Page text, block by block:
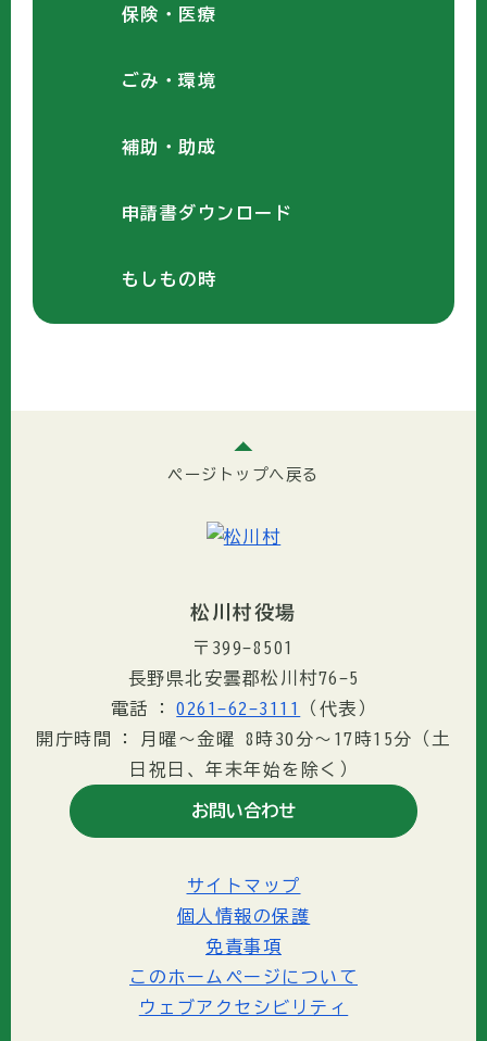
保険・医療
ごみ・環境
補助・助成
申請書ダウンロード
もしもの時
ページトップへ戻る
松川村役場
〒399-8501
長野県北安曇郡松川村76-5
電話
0261-62-3111
（代表）
開庁時間
月曜～金曜 8時30分〜17時15分（土
日祝日、年末年始を除く）
お問い合わせ
サイトマップ
個人情報の保護
免責事項
このホームページについて
ウェブアクセシビリティ